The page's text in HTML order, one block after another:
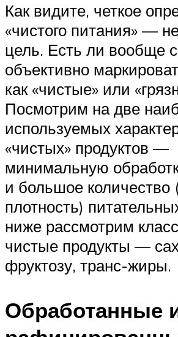
Как видите, четкое
«чистого питания» —
цель. Есть ли вообще
объективно
как «чистые» или
Посмотрим на две
используемых
«чистых» продуктов —
минимальную
и большое
плотность)
ниже рассмотрим
чистые продукты —
фруктозу, транс-жиры.
Обработанные